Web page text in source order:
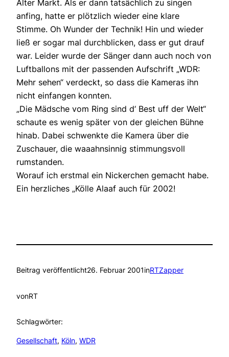
Alter Markt. Als er dann tatsächlich zu singen
anfing, hatte er plötzlich wieder eine klare
Stimme. Oh Wunder der Technik! Hin und wieder
ließ er sogar mal durchblicken, dass er gut drauf
war. Leider wurde der Sänger dann auch noch von
Luftballons mit der passenden Aufschrift „WDR:
Mehr sehen“ verdeckt, so dass die Kameras ihn
nicht einfangen konnten.
„Die Mädsche vom Ring sind d‘ Best uff der Welt“
schaute es wenig später von der gleichen Bühne
hinab. Dabei schwenkte die Kamera über die
Zuschauer, die waaahnsinnig stimmungsvoll
rumstanden.
Worauf ich erstmal ein Nickerchen gemacht habe.
Ein herzliches „Kölle Alaaf auch für 2002!
Beitrag veröffentlicht26. Februar 2001inRTZapper
vonRT
Schlagwörter:
Gesellschaft, Köln, WDR